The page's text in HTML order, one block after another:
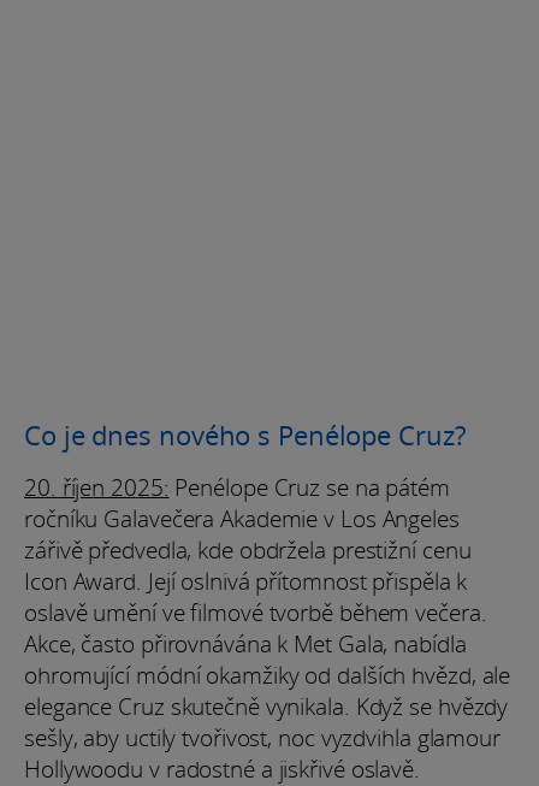
Co je dnes nového s Penélope Cruz?
20. říjen 2025: Penélope Cruz se na pátém
ročníku Galavečera Akademie v Los Angeles
zářivě předvedla, kde obdržela prestižní cenu
Icon Award. Její oslnivá přítomnost přispěla k
oslavě umění ve filmové tvorbě během večera.
Akce, často přirovnávána k Met Gala, nabídla
ohromující módní okamžiky od dalších hvězd, ale
elegance Cruz skutečně vynikala. Když se hvězdy
sešly, aby uctily tvořivost, noc vyzdvihla glamour
Hollywoodu v radostné a jiskřivé oslavě.